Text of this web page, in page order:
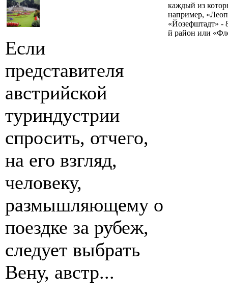
Если
представителя
австрийской
туриндустрии
спросить, отчего,
на его взгляд,
человеку,
размышляющему о
поездке за рубеж,
следует выбрать
Вену, австр...
каждый из
например,
«Йозефштадт» -
й район или